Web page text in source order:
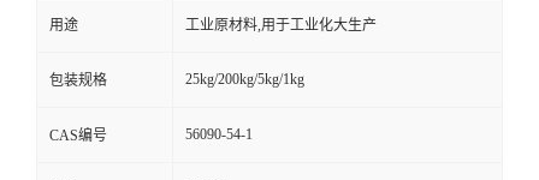
用途 工业原材料,用于工业化大生产
包装规格 25kg/200kg/5kg/1kg
CAS编号 56090-54-1